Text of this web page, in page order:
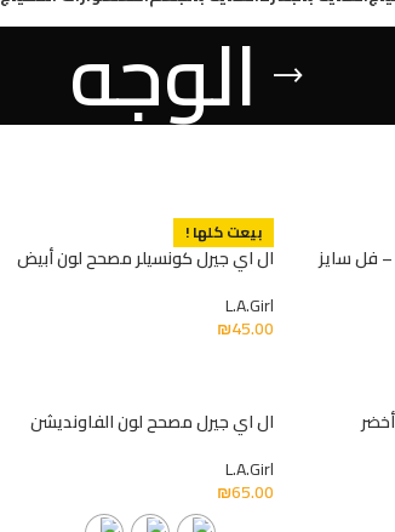
الوجه
فل سايز
بيعت كلها !
ال اي جيرل كونسيلر مصحح لون أبيض
L.A.Girl
₪45.00
ال اي جيرل مصحح لون الفاونديشن
L.A.Girl
₪65.00